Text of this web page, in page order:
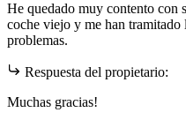
He quedado muy contento con
coche viejo y me han
problemas.
Respuesta del propietario:
Muchas gracias!